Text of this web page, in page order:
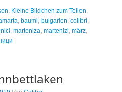
, Kleine Bildchen zum Teilen,
, baumi, bulgarien, colibri,
, marteniza, martenizi, märz,